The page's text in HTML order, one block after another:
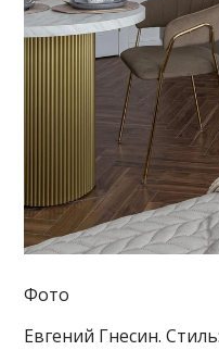
Фото
Евгений Гнесин.